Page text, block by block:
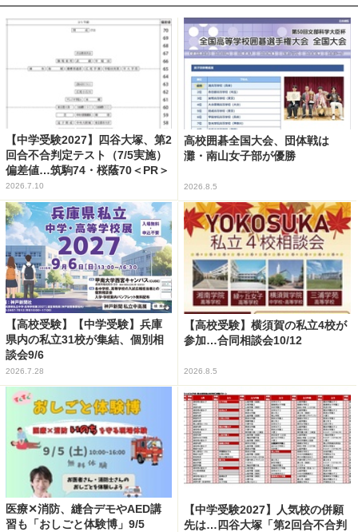
【中学受験2027】四谷大塚、第2
回合不合判定テスト（7/5実施）
偏差値…筑駒74・桜蔭70＜PR＞
2026.7.10
高校囲碁全国大会、団体戦は
灘・南山女子部が優勝
2026.8.5
【高校受験】【中学受験】兵庫
県内の私立31校が集結、個別相
談会9/6
2026.7.28
【高校受験】横須賀の私立4校が
参加…合同相談会10/12
2026.8.5
医療✕消防、縫合デモやAED講
習も「おしごと体験博」9/5
【中学受験2027】人気校の併願
先は…四谷大塚「第2回合不合判